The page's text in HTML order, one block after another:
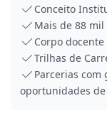
Conceito
Mais de 88
Corpo
Trilhas de
Parcerias com
oportunidades